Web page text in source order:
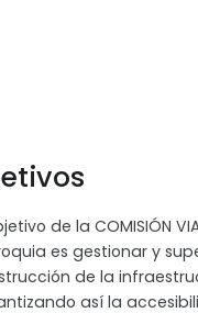
de la COMISIÓN
es gestionar y
de la
así la